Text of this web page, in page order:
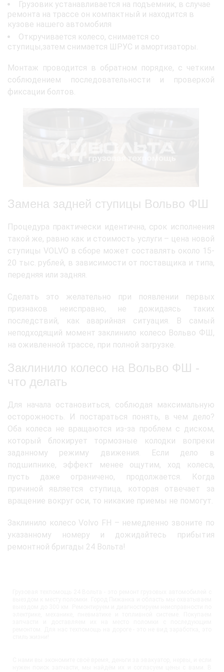
Грузовик устанавливается на подъемник, в случае
ремонта на трассе он компактный и находится в
кузове нашего автомобиля
Откручивается колесо, снимается со
ступицы,затем снимается ШРУС и амортизаторы.
Монтаж проводится в обратном порядке, с четким
соблюдением последовательности и проверкой
фиксации болтов.
Замена задней ступицы Вольво ФШ
Процедура практически идентична, срок исполнения
такой же, равно как и стоимость услуги – цена новой
ступицы VOLVO в сборе может составлять около 15-
20 тыс. рублей, в зависимости от поставщика и типа,
передняя или задняя.
Сделать это желательно при появлении первых
признаков неисправно, не дожидаясь таких
последствий, как аварийная ситуация. В самый
неподходящий момент заклинило колесо Вольво ФШ,
на оживленной трассе, при полной загрузке.
Заклинило колесо на Вольво ФШ -
что делать
Для начала остановиться, соблюдая максимальную
осторожность. И постараться понять, в чем дело?
Оба колеса не вращаются из-за проблем с диском,
который блокирует тормозные колодки вопреки
заданному режиму движения. Если дело в
подшипнике, эффект менее ощутим, ход колеса,
пусть даже ограничено, продолжается. Когда
причиной является ступица, которая отвечает за
вращение вокруг оси, то никакие приемы не помогут.
Заклинило колесо Volvo FH – немедленно звоните по
указанному номеру и дожидайтесь прибытия
ремонтной бригады 24 Вольта!